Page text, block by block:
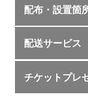
配布・設置箇
配送サービス
チケットプレ